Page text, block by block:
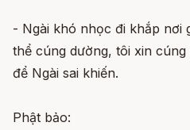
- Ngài khó nhọc đi khắp nơi
thể cúng dường, tôi xin
để Ngài sai khiến.
Phật bảo: